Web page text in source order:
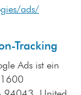
ads/
Tracking
Ads ist ein